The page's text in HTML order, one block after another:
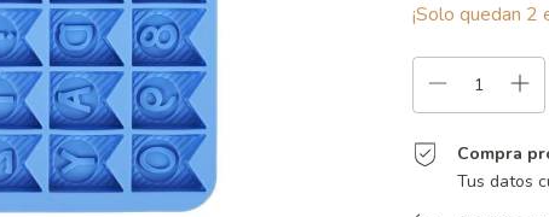
¡Solo quedan 2
Compra
Tus datos